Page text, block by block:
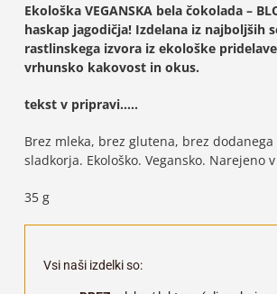
Ekološka VEGANSKA bela čokolada –
haskap jagodičja! Izdelana iz najboljših
rastlinskega izvora iz ekološke
vrhunsko kakovost in okus.
tekst v pripravi…..
Brez mleka, brez glutena, brez
sladkorja. Ekološko. Vegansko. Narejeno
35 g
Vsi naši izdelki so: